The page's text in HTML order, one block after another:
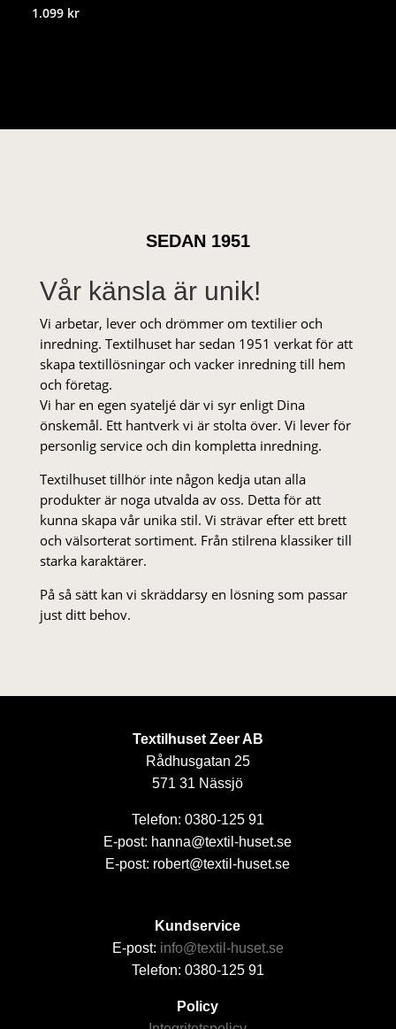
1.099 kr
SEDAN 1951
Vår känsla är unik!
Vi arbetar, lever och drömmer om textilier och
inredning. Textilhuset har sedan 1951 verkat för att
skapa textillösningar och vacker inredning till hem
och företag.
Vi har en egen syateljé där vi syr enligt Dina
önskemål. Ett hantverk vi är stolta över. Vi lever för
personlig service och din kompletta inredning.
Textilhuset tillhör inte någon kedja utan alla
produkter är noga utvalda av oss. Detta för att
kunna skapa vår unika stil. Vi strä­var efter ett brett
och välsorterat sor­ti­ment. Från stil­rena klas­siker till
starka karaktärer.
På så sätt kan vi skräddarsy en lösning som passar
just ditt behov.
Textilhuset Zeer AB
Rådhusgatan 25
571 31 Nässjö
Telefon: 0380-125 91
E-post: hanna@textil-huset.se
E-post: robert@textil-huset.se
Kundservice
E-post: info@textil-huset.se
Telefon: 0380-125 91
Policy